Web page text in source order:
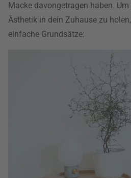
Macke davongetragen haben.
Ästhetik in dein Zuhause zu
einfache Grundsätze: